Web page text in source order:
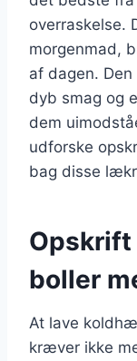
overraskelse.
morgenmad,
af dagen.
dyb smag og
dem
udforske
bag disse
boller
At lave
kræver ikke